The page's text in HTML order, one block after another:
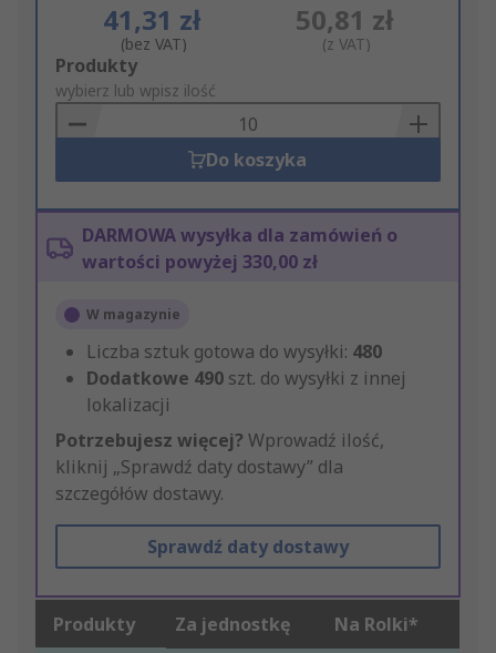
41,31 zł
(bez VAT)
50,81 zł
(z VAT)
Add
to
Basket
Produkty
wybierz lub wpisz ilość
Do koszyka
DARMOWA wysyłka dla zamówień o
wartości powyżej 330,00 zł
W magazynie
Liczba sztuk gotowa do wysyłki: 480
Dodatkowe 490 szt. do wysyłki z innej
lokalizacji
Potrzebujesz więcej? Wprowadź ilość,
kliknij „Sprawdź daty dostawy” dla
szczegółów dostawy.
Sprawdź daty dostawy
Produkty Za jednostkę Na Rolki*